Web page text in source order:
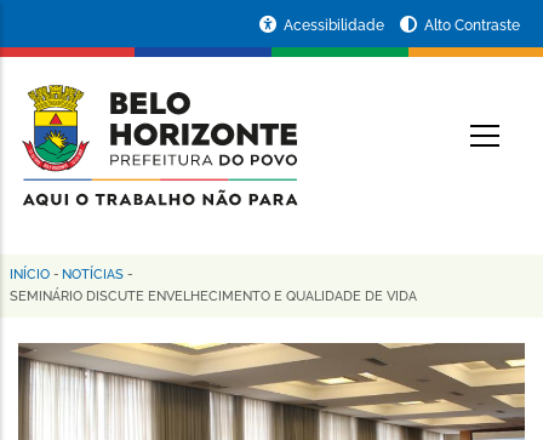
conteúdo
principal
da
Prefeitura
de
Horizonte
Acessibilidade Alto Contraste
Trilha
navegação
INÍCIO - NOTÍCIAS -
SEMINÁRIO DISCUTE ENVELHECIMENTO E QUALIDADE DE VIDA